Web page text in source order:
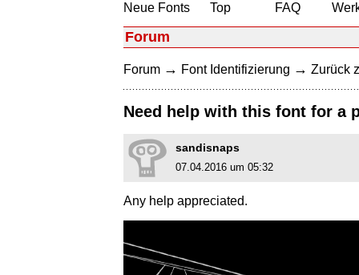
Neue Fonts
Top
FAQ
Forum
Forum → Font Identifizierung → Zurück
Need help with this font for a
sandisnaps
07.04.2016 um 05:32
Any help appreciated.